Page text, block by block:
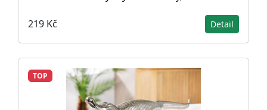
219 Kč Detail
TOP